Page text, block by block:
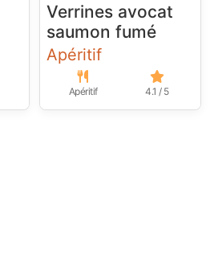
Verrines avocat
saumon fumé
Apéritif
Apéritif 4.1 / 5